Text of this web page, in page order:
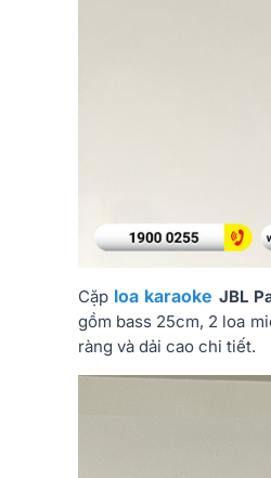
Cặp loa karaoke JBL
gồm bass 25cm, 2 loa
ràng và dải cao chi tiết.